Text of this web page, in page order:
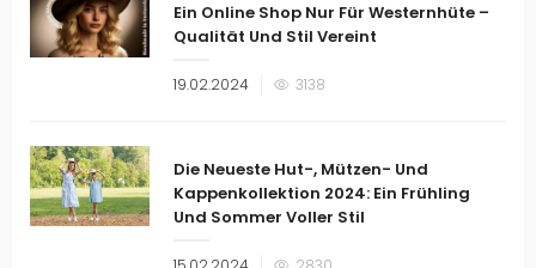
Ein Online Shop Nur Für Westernhüte –
Qualität Und Stil Vereint
Veröffentlicht
19.02.2024 3138
Die Neueste Hut-, Mützen- Und
Kappenkollektion 2024: Ein Frühling
Und Sommer Voller Stil
Veröffentlicht